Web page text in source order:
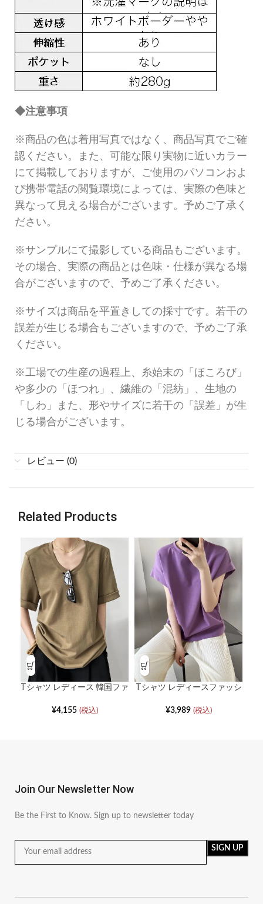
◆注意事項
※商品の色は着用写真ではなく、商品写真でご確
認ください。また、可能な限り実物に近いカラー
にて掲載しておりますが、ご使用のパソコンおよ
び携帯電話の閲覧環境によっては、実際の色味と
異なって見える場合がございます。予めご了承く
ださい。
※サンプルにて撮影している商品もございます。
その場合、実際の商品とは色味・仕様が異なる場
合がございますので、予めご了承ください。
※サイズは商品を平置きしての採寸です。若干の
誤差が生じる場合もございますので、予めご了承
ください。
※工場での生産の過程上、糸始末の「ほころび」
や多少の「ほつれ」、繊維の「混紡」、生地の
「しわ」また、形やサイズに若干の「誤差」が生
じる場合がございます。
レビュー (0)
Related Products
Tシャツ レディース 韓国ファ
ートスリーブ
¥4,155 (税込)
Tシャツ レディースファッシ
バットスリーブ半袖
¥3,989 (税込)
Join Our Newsletter Now
Be the First to Know. Sign up to newsletter today